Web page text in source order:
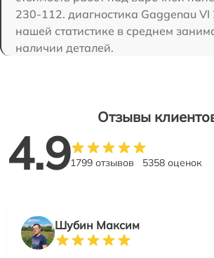
230-112. диагностика Gaggenau
нашей статистике в среднем
наличии деталей.
Отзывы
4.91799 отзывов 5358 оценок
Шубин Максим